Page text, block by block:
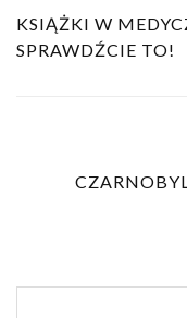
KSIĄŻKI W
SPRAWDŹCIE TO!